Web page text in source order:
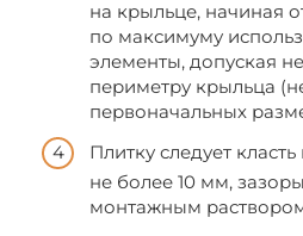
на крыльце, начиная
по максимуму
элементы, допуская
периметру крыльца
первоначальных
Плитку следует
не более 10 мм,
монтажным